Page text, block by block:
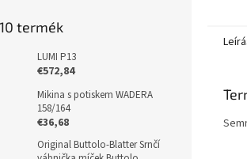
termék
LUMI P13
€572,84
Mikina s potiskem WADERA
158/164
€36,68
Original Buttolo-Blatter Srnčí